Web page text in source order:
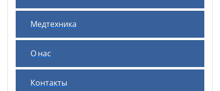
Медтехника
О нас
Контакты